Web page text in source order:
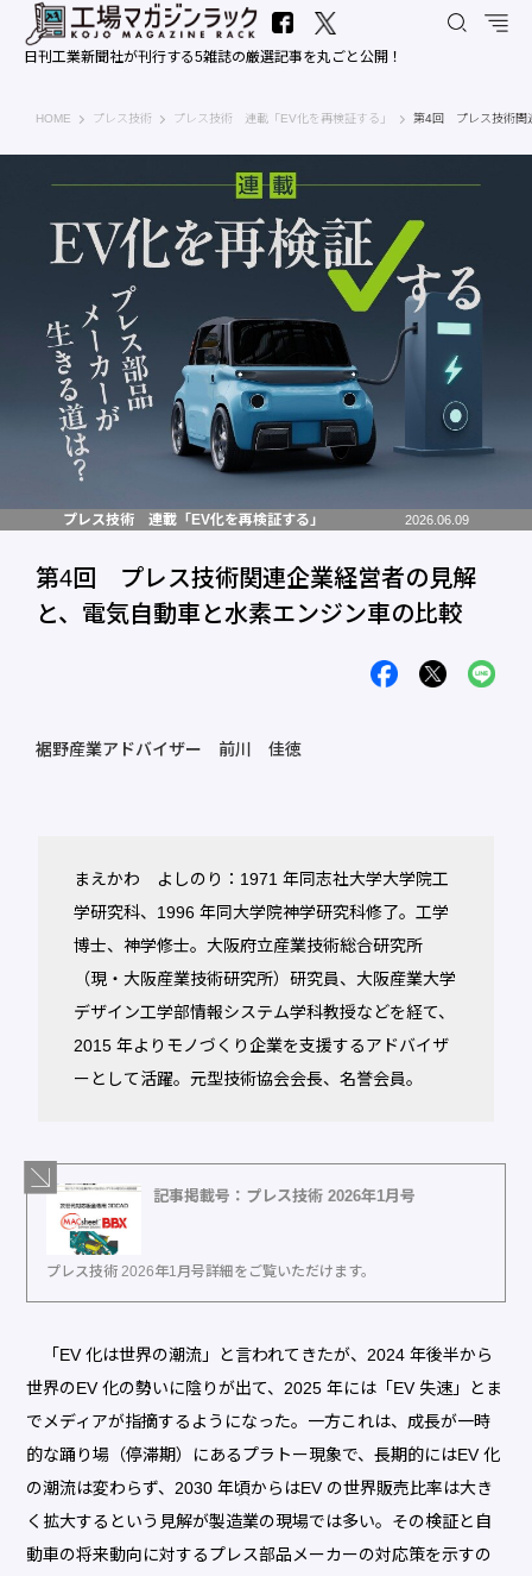
日刊工業新聞社が刊行する5雑誌の厳選記事を丸ごと公開！
HOME 工場マガジンラック｜日刊工業新聞社
プレス技術 プレス技術 連載「EV化を再検証する」 第4回 プレス技術関
プレス技術 連載「EV化を再検証する」 2026.06.09
第4回 プレス技術関連企業経営者の見解
と、電気自動車と水素エンジン車の比較
裾野産業アドバイザー 前川 佳徳
まえかわ よしのり：1971 年同志社大学大学院工
学研究科、1996 年同大学院神学研究科修了。工学
博士、神学修士。大阪府立産業技術総合研究所
（現・大阪産業技術研究所）研究員、大阪産業大学
デザイン工学部情報システム学科教授などを経て、
2015 年よりモノづくり企業を支援するアドバイザ
ーとして活躍。元型技術協会会長、名誉会員。
記事掲載号：プレス技術 2026年1月号
プレス技術 2026年1月号詳細をご覧いただけます。
「EV 化は世界の潮流」と言われてきたが、2024 年後半から
世界のEV 化の勢いに陰りが出て、2025 年には「EV 失速」とま
でメディアが指摘するようになった。一方これは、成長が一時
的な踊り場（停滞期）にあるプラトー現象で、長期的にはEV 化
の潮流は変わらず、2030 年頃からはEV の世界販売比率は大き
く拡大するという見解が製造業の現場では多い。その検証と自
動車の将来動向に対するプレス部品メーカーの対応策を示すの